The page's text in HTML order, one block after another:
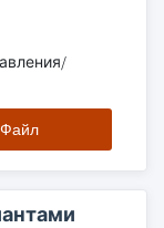
Файл